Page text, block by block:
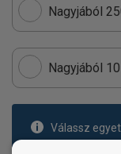
Nagyjából
Nagyjából
Válassz